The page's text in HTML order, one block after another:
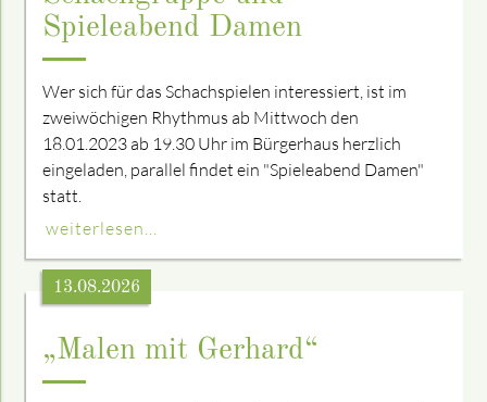
Spieleabend Damen
Wer sich für das Schachspielen interessiert, ist im
zweiwöchigen Rhythmus ab Mittwoch den
18.01.2023 ab 19.30 Uhr im Bürgerhaus herzlich
eingeladen, parallel findet ein "Spieleabend Damen"
statt.
weiterlesen...
„Malen mit Gerhard“
13.08.2026